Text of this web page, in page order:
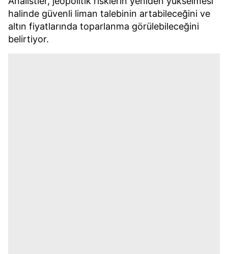
halinde güvenli liman talebinin artabileceğini ve
altın fiyatlarında toparlanma görülebileceğini
belirtiyor.